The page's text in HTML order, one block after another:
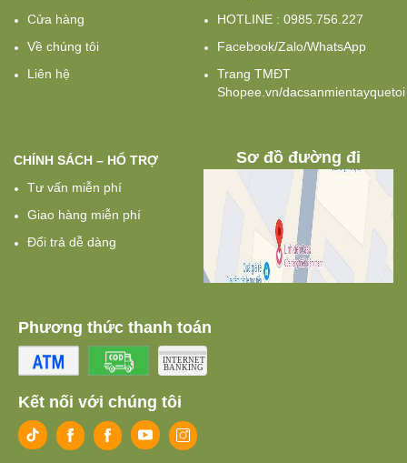
Cửa hàng
Về chúng tôi
Liên hệ
HOTLINE : 0985.756.227
Facebook/Zalo/WhatsApp
Trang TMĐT
Shopee.vn/dacsanmientayquetoi
CHÍNH SÁCH – HỔ TRỢ
Tư vấn miễn phí
Giao hàng miễn phí
Đổi trả dễ dàng
Sơ đồ đường đi
Phương thức thanh toán
Kết nối với chúng tôi